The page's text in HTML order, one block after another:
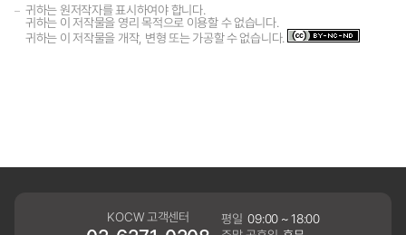
귀하는 원저작자를 표시하여야 합니다.
귀하는 이 저작물을 영리 목적으로 이용할 수 없습니다.
귀하는 이 저작물을 개작, 변형 또는 가공할 수 없습니다.
KOCW 고객센터 평일 09:00 ~ 18:00